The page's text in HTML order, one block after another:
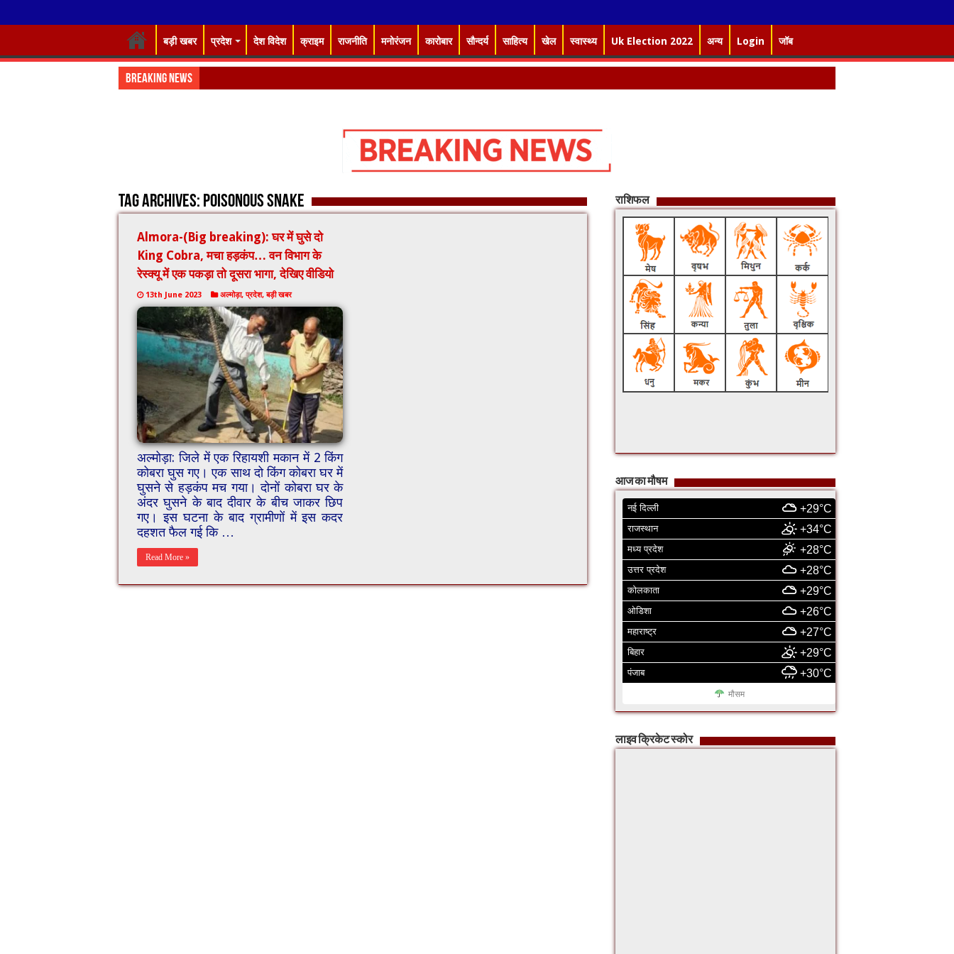
बड़ी खबर प्रदेश देश विदेश क्राइम राजनीति मनोरंजन कारोबार सौन्दर्य साहित्य खेल स्वास्थ्य Uk Election 2022 अन्य Login जॉब
Breaking News
Tag Archives: Poisonous snake
Almora-(Big breaking): घर में घुसे दो
King Cobra, मचा हड़कंप… वन विभाग के
रेस्क्यू में एक पकड़ा तो दूसरा भागा, देखिए वीडियो
13th June 2023 अल्मोड़ा,प्रदेश,बड़ी खबर
अल्मोड़ा: जिले में एक रिहायशी मकान में 2 किंग
कोबरा घुस गए। एक साथ दो किंग कोबरा घर में
घुसने से हड़कंप मच गया। दोनों कोबरा घर के
अंदर घुसने के बाद दीवार के बीच जाकर छिप
गए। इस घटना के बाद ग्रामीणों में इस कदर
दहशत फैल गई कि …
Read More »
राशिफल
आज का मौषम
नई दिल्ली +29°C
राजस्थान +34°C
मध्य प्रदेश +28°C
उत्तर प्रदेश +28°C
कोलकाता +29°C
ओडिशा +26°C
महाराष्ट्र +27°C
बिहार +29°C
पंजाब +30°C
मौसम
लाइव क्रिकेट स्कोर